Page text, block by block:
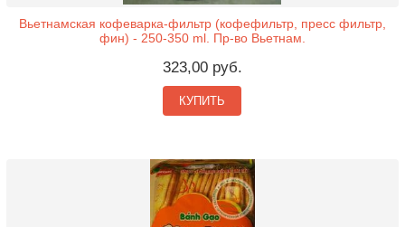
Вьетнамская кофеварка-фильтр (кофефильтр, пресс фильтр,
фин) - 250-350 ml. Пр-во Вьетнам.
323,00 руб.
КУПИТЬ